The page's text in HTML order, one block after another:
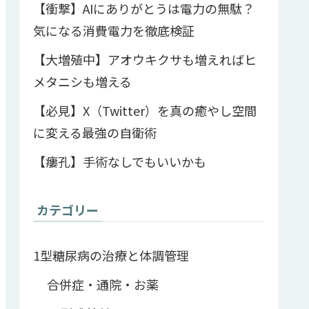
【衝撃】AIにありがとうは電力の無駄？
気になる消費電力を徹底検証
【大増殖中】アオウキクサも増えればヒ
メタニシも増える
【必見】X（Twitter）を真の癒やし空間
に変える最強の自衛術
【瘻孔】手術なしでもいいかも
カテゴリー
1型糖尿病の治療と体調管理
合併症・通院・お薬